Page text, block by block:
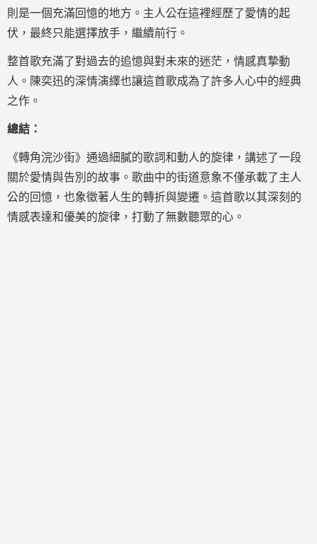
則是一個充滿回憶的地方。主人公在這裡經歷了愛情的起
伏，最終只能選擇放手，繼續前行。
整首歌充滿了對過去的追憶與對未來的迷茫，情感真摯動
人。陳奕迅的深情演繹也讓這首歌成為了許多人心中的經典
之作。
總結：
《轉角浣沙街》通過細膩的歌詞和動人的旋律，講述了一段
關於愛情與告別的故事。歌曲中的街道意象不僅承載了主人
公的回憶，也象徵著人生的轉折與變遷。這首歌以其深刻的
情感表達和優美的旋律，打動了無數聽眾的心。